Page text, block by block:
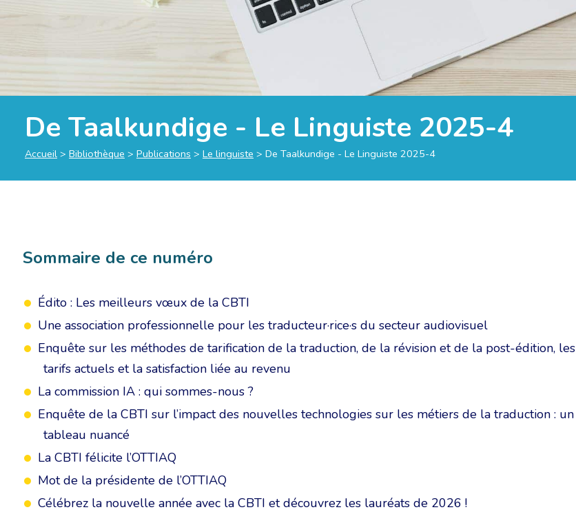
De Taalkundige - Le Linguiste 2025-4
Accueil > Bibliothèque > Publications > Le linguiste > De Taalkundige - Le Linguiste 2025-4
Sommaire de ce numéro
Édito : Les meilleurs vœux de la CBTI
Une association professionnelle pour les traducteur·rice·s du secteur audiovisuel
Enquête sur les méthodes de tarification de la traduction, de la révision et de la post-édition, les
tarifs actuels et la satisfaction liée au revenu
La commission IA : qui sommes-nous ?
Enquête de la CBTI sur l’impact des nouvelles technologies sur les métiers de la traduction : un
tableau nuancé
La CBTI félicite l’OTTIAQ
Mot de la présidente de l’OTTIAQ
Célébrez la nouvelle année avec la CBTI et découvrez les lauréats de 2026 !